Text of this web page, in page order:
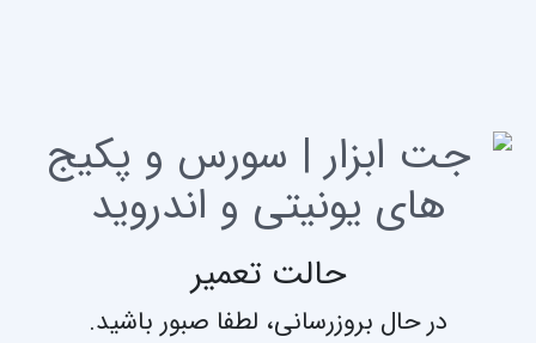
حالت تعمیر
در حال بروزرسانی، لطفا صبور باشید.